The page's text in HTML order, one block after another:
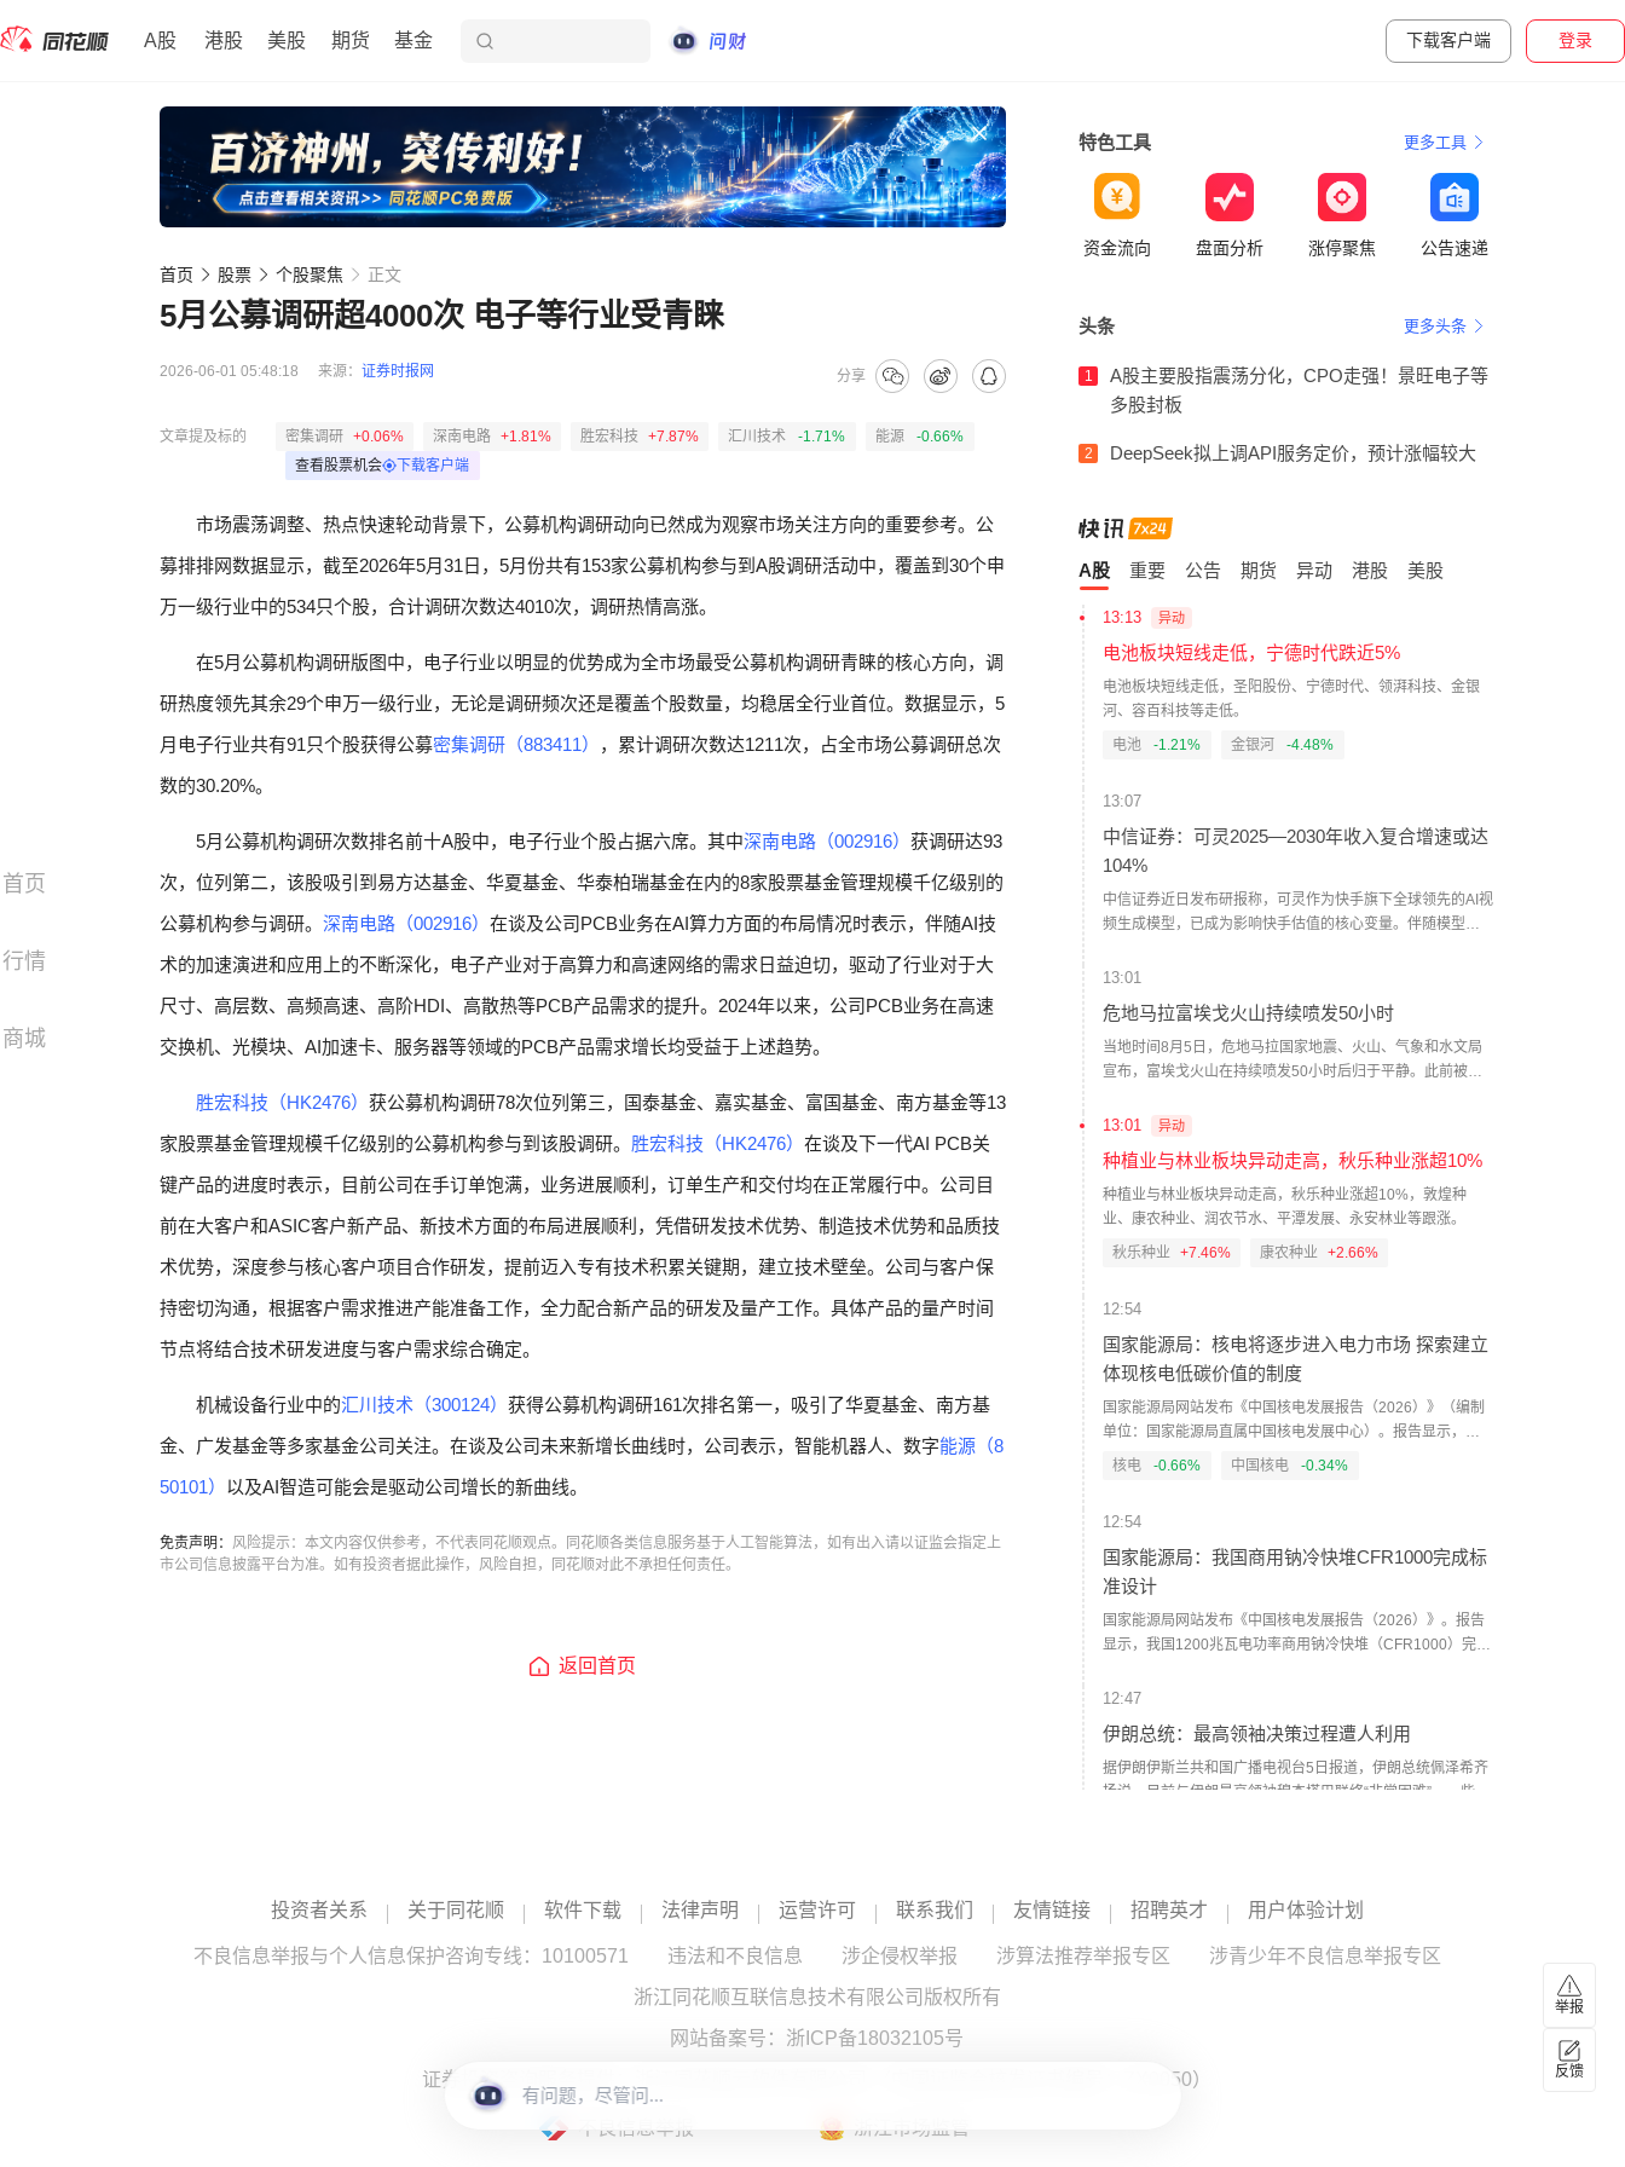
A股 港股 美股 期货 基金 下载客户端 登录
首页
行情
商城
首页 股票 个股聚焦 正文
5月公募调研超4000次 电子等行业受青睐
2026-06-01 05:48:18 来源： 证券时报网 分享
文章提及标的 密集调研 +0.06% 深南电路 +1.81% 胜宏科技 +7.87% 汇川技术 -1.71% 能源
-0.66%
查看股票机会
下载客户端
市场震荡调整、热点快速轮动背景下，公募机构调研动向已然成为观察市场关注方向的重要参考。公
募排排网数据显示，截至2026年5月31日，5月份共有153家公募机构参与到A股调研活动中，覆盖到30个申
万一级行业中的534只个股，合计调研次数达4010次，调研热情高涨。
在5月公募机构调研版图中，电子行业以明显的优势成为全市场最受公募机构调研青睐的核心方向，调
研热度领先其余29个申万一级行业，无论是调研频次还是覆盖个股数量，均稳居全行业首位。数据显示，5
月电子行业共有91只个股获得公募密集调研（883411）
，累计调研次数达1211次，占全市场公募调研总次
数的30.20%。
5月公募机构调研次数排名前十A股中，电子行业个股占据六席。其中深南电路（002916） 获调研达93
次，位列第二，该股吸引到易方达基金、华夏基金、华泰柏瑞基金在内的8家股票基金管理规模千亿级别的
公募机构参与调研。 深南电路（002916） 在谈及公司PCB业务在AI算力方面的布局情况时表示，伴随AI技
术的加速演进和应用上的不断深化，电子产业对于高算力和高速网络的需求日益迫切，驱动了行业对于大
尺寸、高层数、高频高速、高阶HDI、高散热等PCB产品需求的提升。2024年以来，公司PCB业务在高速
交换机、光模块、AI加速卡、服务器等领域的PCB产品需求增长均受益于上述趋势。
胜宏科技（HK2476） 获公募机构调研78次位列第三，国泰基金、嘉实基金、富国基金、南方基金等13
家股票基金管理规模千亿级别的公募机构参与到该股调研。 胜宏科技（HK2476） 在谈及下一代AI PCB关
键产品的进度时表示，目前公司在手订单饱满，业务进展顺利，订单生产和交付均在正常履行中。公司目
前在大客户和ASIC客户新产品、新技术方面的布局进展顺利，凭借研发技术优势、制造技术优势和品质技
术优势，深度参与核心客户项目合作研发，提前迈入专有技术积累关键期，建立技术壁垒。公司与客户保
持密切沟通，根据客户需求推进产能准备工作，全力配合新产品的研发及量产工作。具体产品的量产时间
节点将结合技术研发进度与客户需求综合确定。
机械设备行业中的汇川技术（300124） 获得公募机构调研161次排名第一，吸引了华夏基金、南方基
金、广发基金等多家基金公司关注。在谈及公司未来新增长曲线时，公司表示，智能机器人、数字能源（8
50101） 以及AI智造可能会是驱动公司增长的新曲线。
免责声明： 风险提示：本文内容仅供参考，不代表同花顺观点。同花顺各类信息服务基于人工智能算法，如有出入请以证监会指定上
市公司信息披露平台为准。如有投资者据此操作，风险自担，同花顺对此不承担任何责任。
返回首页
特色工具 更多工具
资金流向 盘面分析 涨停聚焦 公告速递
头条 更多头条
1
A股主要股指震荡分化，CPO走强！景旺电子等
多股封板
2 DeepSeek拟上调API服务定价，预计涨幅较大
A股 重要 公告 期货 异动 港股 美股
13:13 异动
电池板块短线走低，宁德时代跌近5%
电池板块短线走低，圣阳股份、宁德时代、领湃科技、金银
河、容百科技等走低。
电池
-1.21% 金银河 -4.48%
13:07
中信证券：可灵2025—2030年收入复合增速或达
104%
中信证券近日发布研报称，可灵作为快手旗下全球领先的AI视
频生成模型，已成为影响快手估值的核心变量。伴随模型能
复合增长率将达到104%，2030年收入有望接近400亿元。
13:01
危地马拉富埃戈火山持续喷发50小时
当地时间8月5日，危地马拉国家地震、火山、气象和水文局
宣布，富埃戈火山在持续喷发50小时后归于平静。此前被迫
喷发，熔岩沿山坡倾泻而下，火山灰、碎屑和高温气体形成
山周边三省拉响最高级别警报。该委员会5日提醒说，鉴于形
势已经安全，被要求撤离的民众可以返回家中，但仍要保持
警惕，因为火山随时可能再次喷发。（央视新闻）
13:01 异动
种植业与林业板块异动走高，秋乐种业涨超10%
种植业与林业板块异动走高，秋乐种业涨超10%，敦煌种
业、康农种业、润农节水、平潭发展、永安林业等跟涨。
秋乐种业 +7.46% 康农种业 +2.66%
12:54
国家能源局：核电将逐步进入电力市场 探索建立
体现核电低碳价值的制度
国家能源局网站发布《中国核电发展报告（2026）》（编制
单位：国家能源局直属中国核电发展中心）。报告显示，在
全国统一电力市场体系有关政策指导下，核电将逐步进入电
好性。
核电 -0.66% 中国核电 -0.34%
12:54
国家能源局：我国商用钠冷快堆CFR1000完成标
准设计
国家能源局网站发布《中国核电发展报告（2026）》。报告
显示，我国1200兆瓦电功率商用钠冷快堆（CFR1000）完成
率液态燃料钍基熔盐实验堆首次实现钍铀核燃料转换，成为
瓦电功率紧凑式小型压水堆已正式提交国际原子能机构技术
安全评审申请。
12:47
伊朗总统：最高领袖决策过程遭人利用
据伊朗伊斯兰共和国广播电视台5日报道，伊朗总统佩泽希齐
扬说，目前与伊朗最高领袖穆杰塔巴联络“非常困难”，一些人
身利益的议程。 佩泽希齐扬说，穆杰塔巴最近收到相关委员
票数支持，他将接受。最终，该方案获得绝大多数支持，他
能够继续前进。 佩泽希齐扬表示，敌人曾企图扰乱伊朗社
SK海力士股价重挫10%。
SK海力士
--
以色列国防军6日发表声明说，两名军人在黎巴嫩南部遭黎真
投资者关系 关于同花顺 软件下载 法律声明 运营许可 联系我们 友情链接 招聘英才 用户体验计划
不良信息举报与个人信息保护咨询专线：10100571 违法和不良信息 涉企侵权举报 涉算法推荐举报专区
涉青少年不良信息举报专区
浙江同花顺互联信息技术有限公司版权所有
网站备案号： 浙ICP备18032105号
证券投资咨询服务提供：浙江同花顺云软件有限公司 （中国证监会核发证书编号：ZX0050）
不良信息举报 浙江市场监管
举报
反馈